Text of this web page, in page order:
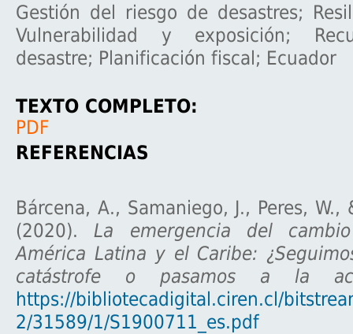
Gestión del riesgo de desastres;
Vulnerabilidad y exposición;
desastre; Planificación fiscal; Ecuador
TEXTO COMPLETO:
PDF
REFERENCIAS
Bárcena, A., Samaniego, J., Peres, W.,
(2020).La emergencia del
América Latina y el Caribe:
catástrofe o pasamos a la
https://bibliotecadigital.ciren.cl/
2/31589/1/S1900711_es.pdf